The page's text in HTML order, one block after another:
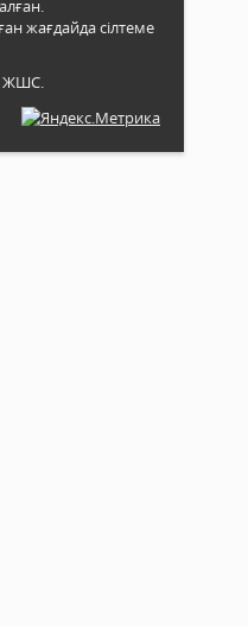
жағдайда сілтеме
ЖШС.